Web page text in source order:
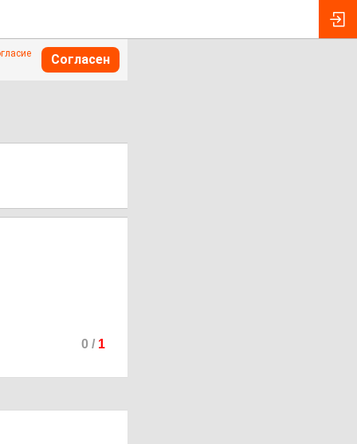
Согласен
0 / 1